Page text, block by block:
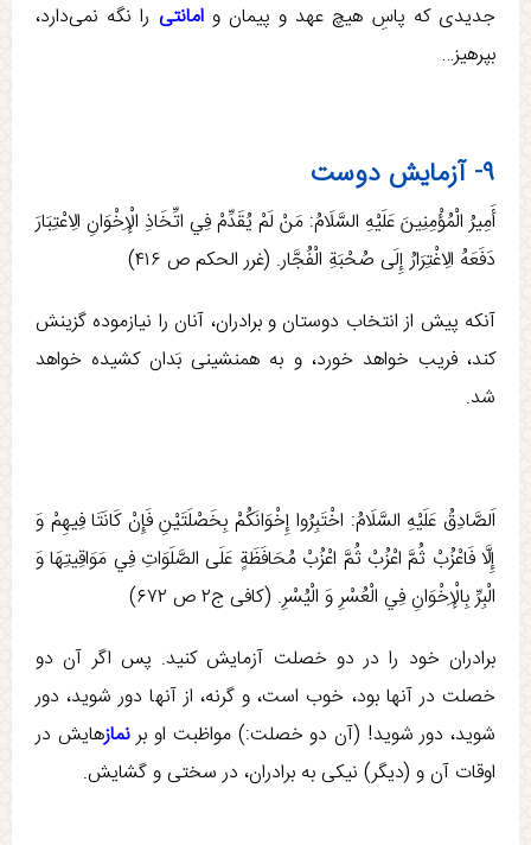
جدیدی كه پاسِ هيچ عهد و پيمان وامانتی را نگه نمی‌دارد،
بپرهيز…
۹- آزمایش دوست
أَمِيرُ الْمُؤْمِنِينَ عَلَيْهِ السَّلَامُ: مَنْ‏ لَمْ‏ يُقَدِّمْ‏ فِي‏ اتِّخَاذِ الْإِخْوَانِ‏ الِاعْتِبَارَ
دَفَعَهُ الِاغْتِرَارُ إِلَی صُحْبَةِ الْفُجَّار. (غرر الحكم ص ۴۱۶)
آنكه پيش از انتخاب دوستان و برادران، آنان را نیازموده گزینش
کند، فريب خواهد خورد، و به همنشينی بَدان كشيده خواهد
شد.
اَلصَّادِقُ عَلَيْهِ السَّلَامُ: اخْتَبِرُوا إِخْوَانَكُمْ‏ بِخَصْلَتَيْنِ‏ فَإِنْ كَانَتَا فِيهِمْ وَ
إِلَّا فَاعْزُبْ ثُمَّ اعْزُبْ ثُمَّ اعْزُبْ مُحَافَظَةٍ عَلَی الصَّلَوَاتِ فِي مَوَاقِيتِهَا وَ
الْبِرِّ بِالْإِخْوَانِ فِي الْعُسْرِ وَ الْيُسْرِ. (كافی ج‏۲ ص ۶۷۲)
برادران خود را در دو خصلت آزمايش كنيد. پس اگر آن دو
خصلت در آنها بود، خوب است، و گرنه، از آنها دور شويد، دور
شويد، دور شويد! (آن دو خصلت:) مواظبت او برنمازهايش در
اوقات آن و (دیگر) نيكی به برادران، در سختی و گشايش.